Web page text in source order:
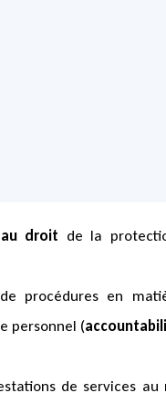
au droit de la
procédures en
personnel (
de services au